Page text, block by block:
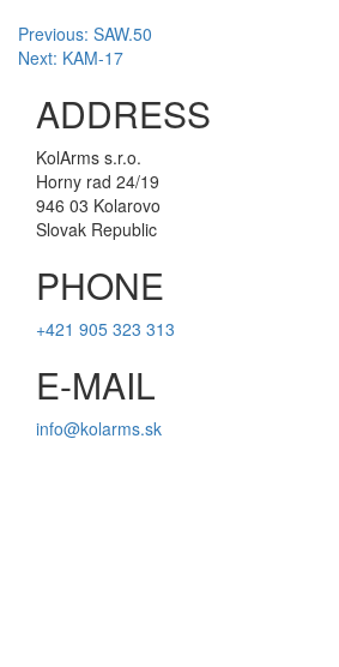
Navigácia
v
článku
Previous: SAW.50
Next: KAM-17
ADDRESS
KolArms s.r.o.
Horny rad 24/19
946 03 Kolarovo
Slovak Republic
PHONE
+421 905 323 313
E-MAIL
info@kolarms.sk